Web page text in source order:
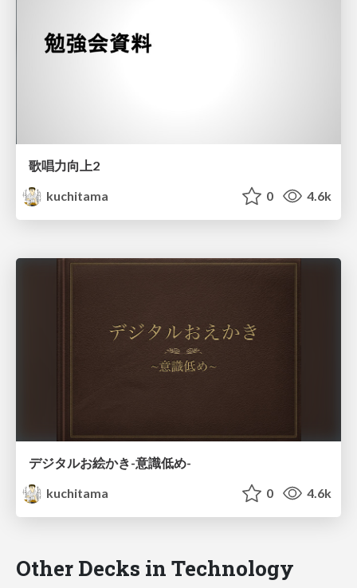
歌唱力向上2
kuchitama
0 4.6k
デジタルお絵かき-意識低め-
kuchitama
0 4.6k
Other Decks in Technology